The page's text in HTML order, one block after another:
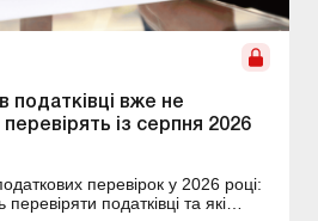
податківці вже не
із серпня 2026
перевірок у 2026 році:
податківці та які